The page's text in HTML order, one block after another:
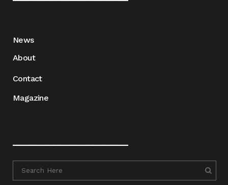
News
About
Contact
Magazine